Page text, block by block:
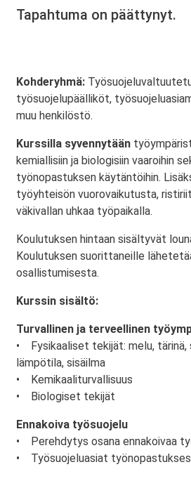
Tapahtuma on päättynyt.
Kohderyhmä:
työsuojelupäälliköt,
muu henkilöstö.
Kurssilla syvennytään
kemiallisiin ja biologisiin vaaroihin
työnopastuksen käytäntöihin.
työyhteisön vuorovaikutusta,
väkivallan uhkaa työpaikalla.
Koulutuksen hintaan sisältyvät
Koulutuksen suorittaneille
osallistumisesta.
Kurssin sisältö:
Turvallinen ja terveellinen
• Fysikaaliset tekijät: melu, tärinä,
lämpötila, sisäilma
• Kemikaaliturvallisuus
• Biologiset tekijät
Ennakoiva työsuojelu
• Perehdytys osana ennakoivaa
• Työsuojeluasiat